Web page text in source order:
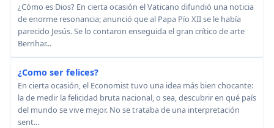
¿Cómo es Dios? En cierta ocasión el Vaticano difundió una noticia
de enorme resonancia; anunció que al Papa Pío XII se le había
parecido Jesús. Se lo contaron enseguida el gran crítico de arte
Bernhar...
¿Como ser felices?
En cierta ocasión, el Economist tuvo una idea más bien chocante:
la de medir la felicidad bruta nacional, o sea, descubrir en qué país
del mundo se vive mejor. No se trataba de una interpretación
sent...